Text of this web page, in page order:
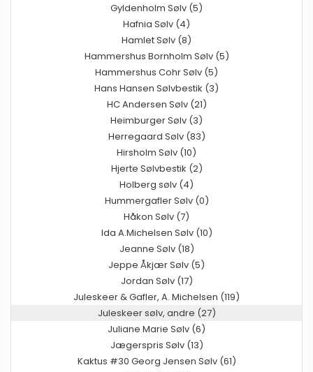
Gyldenholm Sølv (5)
Hafnia Sølv (4)
Hamlet Sølv (8)
Hammershus Bornholm Sølv (5)
Hammershus Cohr Sølv (5)
Hans Hansen Sølvbestik (3)
HC Andersen Sølv (21)
Heimburger Sølv (3)
Herregaard Sølv (83)
Hirsholm Sølv (10)
Hjerte Sølvbestik (2)
Holberg sølv (4)
Hummergafler Sølv (0)
Håkon Sølv (7)
Ida A.Michelsen Sølv (10)
Jeanne Sølv (18)
Jeppe Åkjær Sølv (5)
Jordan Sølv (17)
Juleskeer & Gafler, A. Michelsen (119)
Juleskeer sølv, andre (27)
Juliane Marie Sølv (6)
Jægerspris Sølv (13)
Kaktus #30 Georg Jensen Sølv (61)